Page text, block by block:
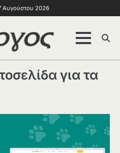
Αυγούστου 2026
για τα